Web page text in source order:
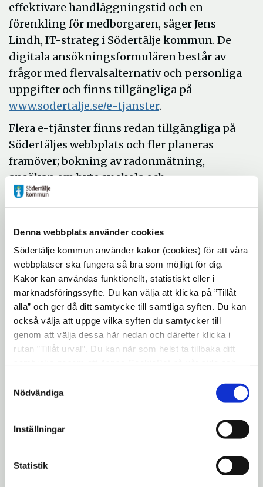
Denna webbplats använder cookies
Södertälje kommun använder kakor (cookies) för att våra
webbplatser ska fungera så bra som möjligt för dig.
Kakor kan användas funktionellt, statistiskt eller i
marknadsföringssyfte. Du kan välja att klicka på ”Tillåt
alla” och ger då ditt samtycke till samtliga syften. Du kan
också välja att uppge vilka syften du samtycker till
genom att välja dessa här nedan och därefter klicka i
rutan ”Tillåt urval”. Du kan när som helst ta tillbaka ditt
"Visa detaljer" kan du läsa om hur kakorna används och
hur vi och våra leverantörer inhämtar och behandlar
Nödvändiga
Inställningar
Statistik
effektivare handläggningstid och en
förenkling för medborgaren, säger Jens
Lindh, IT-strateg i Södertälje kommun. De
digitala ansökningsformulären består av
frågor med flervalsalternativ och personliga
uppgifter och finns tillgängliga på
www.sodertalje.se/e-tjanster.
Flera e-tjänster finns redan tillgängliga på
Södertäljes webbplats och fler planeras
framöver; bokning av radonmätning,
ansökan om byte av skola och
nybyggnadskartor.
– Givetvis kan man fortfarande skicka sin
man av någon anledning inte vill använda
sig av våra e-tjänster, säger Jens Lindh.
Parkeringstillstånd för rörelsehindrade
Parkeringstillståndet ger rätt att parkera på
särskilt reserverade platser. Det innebär
också förlängda parkeringstider och rätt att
parkera där parkering annars är förbjuden. I
Södertälje kommun är parkeringstillstånd
giltiga i högst 2 år. Tillstånd är avgiftsfria,
innehavaren.
Parkeringstillstånd för miljöbilar
Syftet med ett särskilt parkeringstillstånd